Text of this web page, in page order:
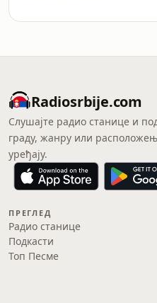
Radiosrbije.com
Слушајте радио станице и
граду, жанру или
уређају.
ПРЕГЛЕД
Радио станице
Подкасти
Топ Песме